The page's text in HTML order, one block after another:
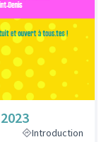
Introduction